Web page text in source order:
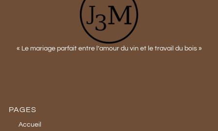
« Le mariage parfait entre l’amour du vin et le travail du bois »
PAGES
Accueil